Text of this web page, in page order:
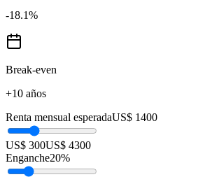
-18.1%
Break-even
+10 años
Renta mensual esperadaUS$ 1400
US$ 300US$ 4300
Enganche20%